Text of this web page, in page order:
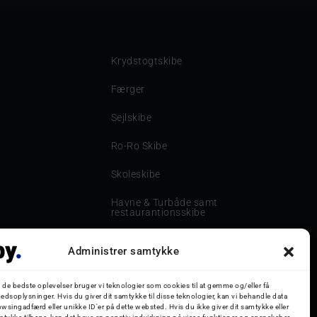
Administrer samtykke
de bedste oplevelser bruger vi teknologier som cookies til at gemme og/eller få
Hvis du giver dit samtykke til disse teknologier, kan vi behandle data
eller unikke ID'er på dette websted. Hvis du ikke giver dit samtykke eller
Krydstogtskibe
Færger
Sejlskibe
Ro-Ro Skibe
Skoleskibe
Havne & Turbåde samt
restaurantionsskibe
Storebæltsbroen